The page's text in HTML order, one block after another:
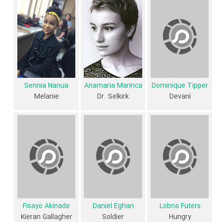
1 تن از بازیگران The Girl with All the Gifts، اولین فعالیت جدی بازیگری
خود را در این اثر تجربه کرده است، در واقع در The Girl with All the Gifts 1
فیلم اولی بوده است:
Sennia Nanua
.
Colm McCarthy
کارگردان The Girl with All the Gifts اولین
همکاری خود با بازیگرانی چونجما آرترتون،گلن کلوز،پدی کانسیدین،
Dominique Tipper
، Anamaria Marinca Lobna Futers ،Daniel
رابطه همکاری شکل گرفته که 43 همکاری برای اولین‌مرتبه در The Girl with
All the Gifts رخ داده است. مانند:
جما آرترتون گلن کلوز،پدی کانسیدین
عوامل فیلم The Girl with All the Gifts
Dominique Tipper
Devani
Anamaria Marinca
Dr. Selkirk
Sennia Nanua
Melanie
Lobna Futers
Hungry
Daniel Eghan
Soldier
Fisayo Akinade
Kieran Gallagher